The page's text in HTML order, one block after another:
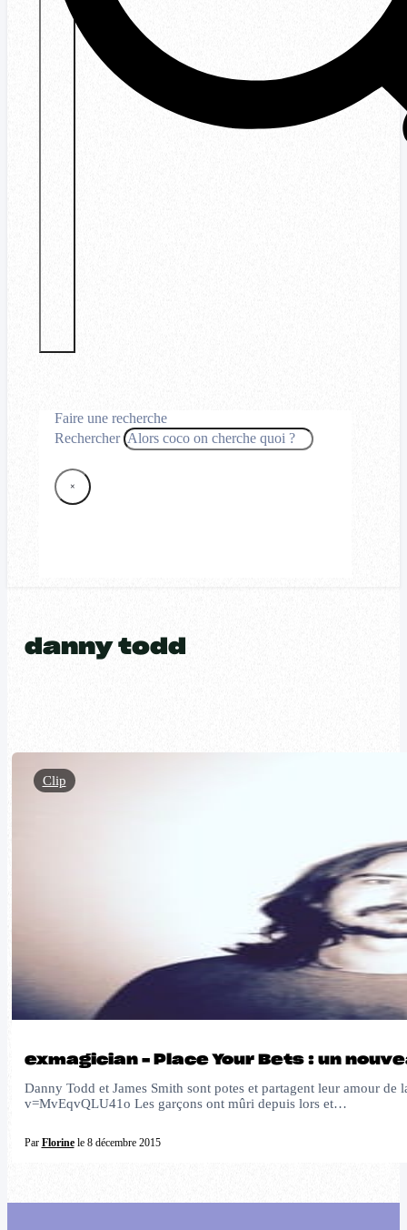
Faire une recherche
Rechercher
×
danny todd
exmagician – Place Your Bets : un
Danny Todd et James Smith sont potes et partagent leur amour
v=MvEqvQLU41o Les garçons ont mûri depuis lors et…
Par Florinele 8 décembre 2015
Clip